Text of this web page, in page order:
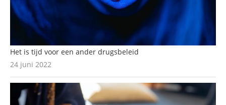
Het is tijd voor een ander drugsbeleid
24 juni 2022